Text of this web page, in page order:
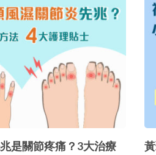
是關節疼痛？3大治療